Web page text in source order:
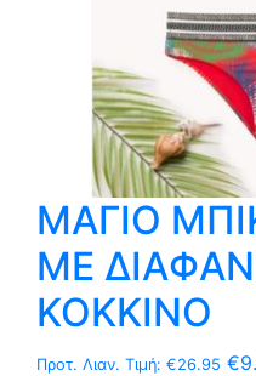
ΜΑΓΙΟ
ΜΕ
ΚΟΚΚΙΝΟ
Προτ. Λιαν. Τιμή: €26.95 €